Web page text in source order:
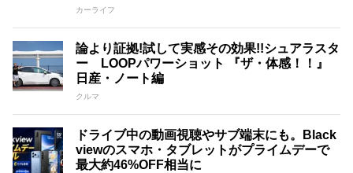
カーライフ
論より証拠!試して実感その効果!!シュアラスタ
ー LOOPパワーショット 『ザ・体感！！』
日産・ノート編
クルマ
ドライブ中の動画視聴やサブ端末にも。Black
viewのスマホ・タブレットがプライムデーで
最大約46%OFF相当に